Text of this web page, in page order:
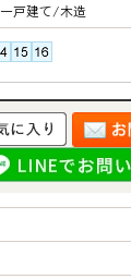
一戸建て/木造